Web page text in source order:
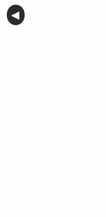
Anterior
◀︎